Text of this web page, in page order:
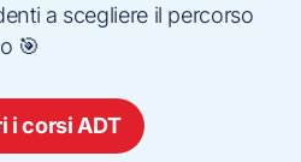
a scegliere il percorso
🎯
i corsi ADT